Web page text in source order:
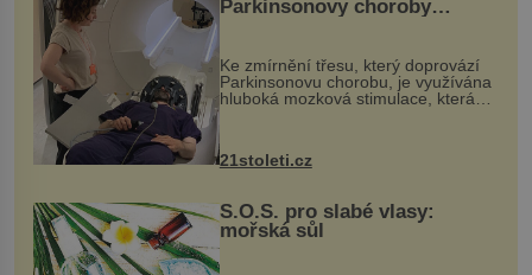
Parkinsonovy choroby
Ke zmírnění třesu, který doprovází
Parkinsonovu chorobu, je využívána
hluboká mozková stimulace, která
však vyžaduje vysoce invazivní
k dostatečně přesnému zacílení ...
21stoleti.cz
S.O.S. pro slabé vlasy:
mořská sůl